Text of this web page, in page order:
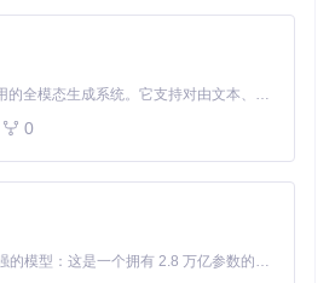
MiniMax H3 是一个通用的全模态生成系统。它支持对由文本、图像、视频和音频组成的多模态上下文进行统一理解，并能生成分辨率高达 2K、时长可达 15 秒的带原生立体声音频的视频。得益于面向任务泛化的系统设计，H3 在预训练阶段就已具备广泛的多模态上下文理解与生成能力，能够出色地执行复杂的多模态指令。
0
Kimi K3 是Kimi能力最强的模型：这是一个拥有 2.8 万亿参数的混合专家（MoE）模型，具备原生视觉理解能力，并支持 100 万 token 的上下文窗口。